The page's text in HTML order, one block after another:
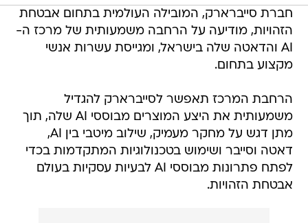
חברת סייברארק, המובילה העולמית בתחום אבטחת
הזהויות, מודיעה על הרחבה משמעותית של מרכז ה-
AI והדאטה שלה בישראל, ומגייסת עשרות אנשי
מקצוע בתחום.
הרחבת המרכז תאפשר לסייברארק להגדיל
משמעותית את היצע המוצרים מבוססי AI שלה, תוך
מתן דגש על מחקר מעמיק, שילוב מיטבי בין AI,
דאטה וסייבר ושימוש בטכנולוגיות המתקדמות בכדי
לפתח פתרונות מבוססי AI לבעיות עסקיות בעולם
אבטחת הזהויות.